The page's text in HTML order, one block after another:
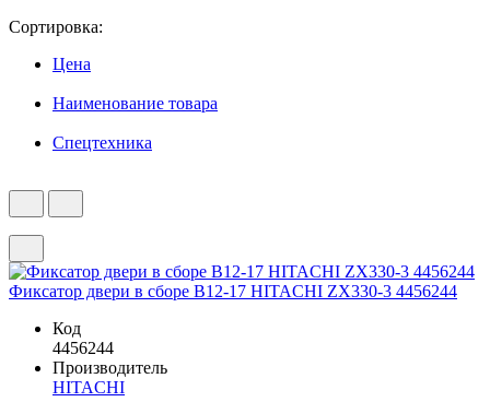
Сортировка:
Цена
Наименование товара
Спецтехника
Фиксатор двери в сборе B12-17 HITACHI ZX330-3 4456244
Код
4456244
Производитель
HITACHI